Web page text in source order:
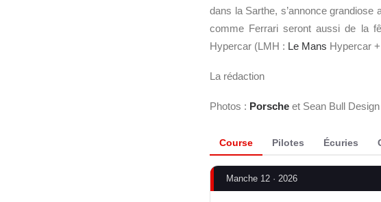
dans la Sarthe, s’annonce grandiose
comme Ferrari seront aussi de la
Hypercar (LMH : Le Mans Hypercar
La rédaction
Photos : Porsche et Sean Bull Design
Course Pilotes Écuries
Manche 12 · 2026